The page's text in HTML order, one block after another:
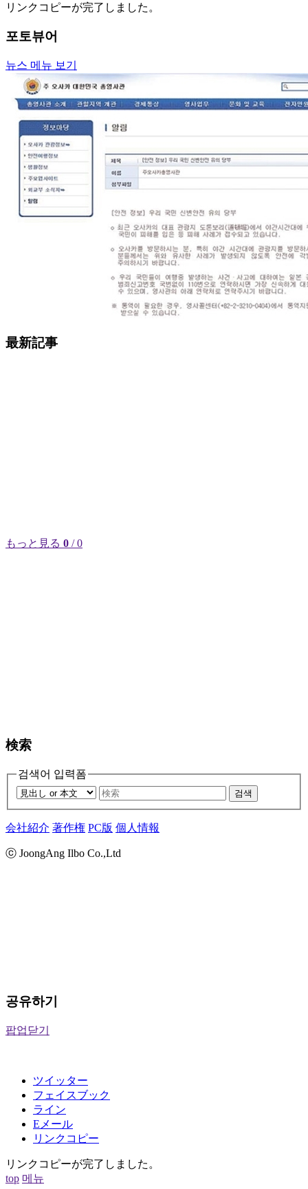
リンクコピーが完了しました。
포토뷰어
뉴스 메뉴 보기
最新記事
もっと見る 0 / 0
検索
검색어 입력폼
검색
会社紹介 著作権 PC版 個人情報
ⓒ JoongAng Ilbo Co.,Ltd
공유하기
팝업닫기
ツイッター
フェイスブック
ライン
Eメール
リンクコピー
リンクコピーが完了しました。
top 메뉴